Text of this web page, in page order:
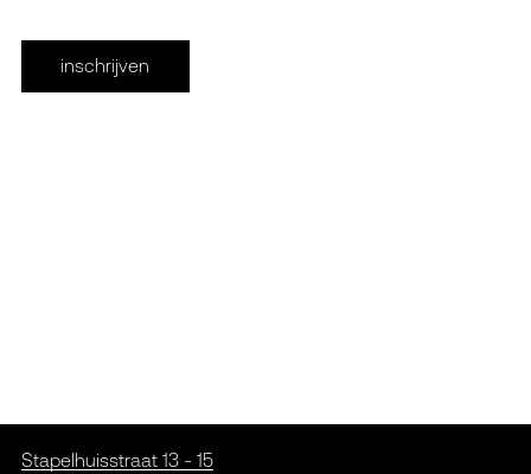
inschrijven
Stapelhuisstraat 13 - 15